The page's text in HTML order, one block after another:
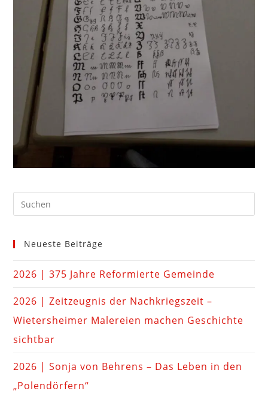
Neueste Beiträge
2026 | 375 Jahre Reformierte Gemeinde
2026 | Zeitzeugnis der Nachkriegszeit –
Wietersheimer Malereien machen Geschichte
sichtbar
2026 | Sonja von Behrens – Das Leben in den
„Polendörfern“